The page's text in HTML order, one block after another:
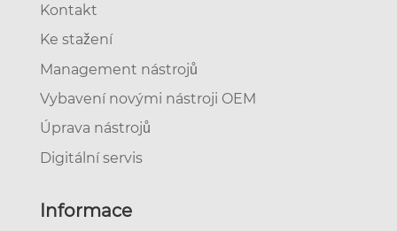
Kontakt
Ke stažení
Management nástrojů
Vybavení novými nástroji OEM
Úprava nástrojů
Digitální servis
Informace